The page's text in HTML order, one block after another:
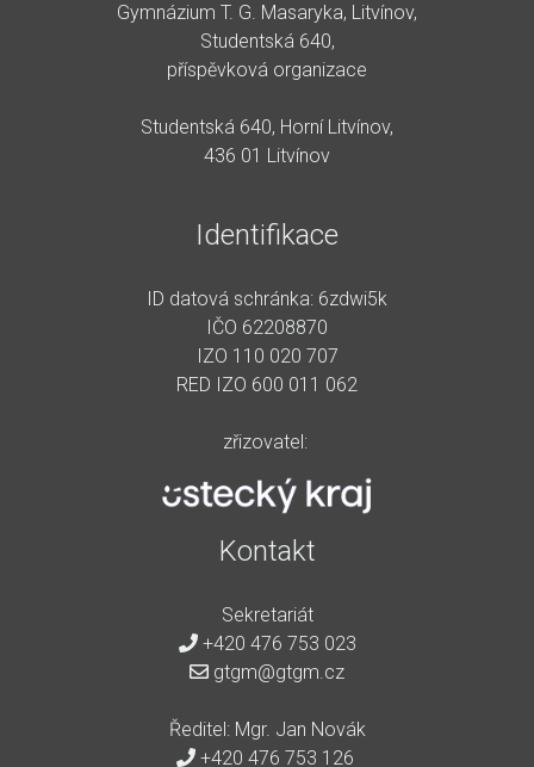
Gymnázium T. G. Masaryka, Litvínov,
Studentská 640,
příspěvková organizace
Studentská 640, Horní Litvínov,
436 01 Litvínov
Identifikace
ID datová schránka: 6zdwi5k
IČO 62208870
IZO 110 020 707
RED IZO 600 011 062
zřizovatel:
Kontakt
Sekretariát
+420 476 753 023
gtgm@gtgm.cz
Ředitel: Mgr. Jan Novák
+420 476 753 126